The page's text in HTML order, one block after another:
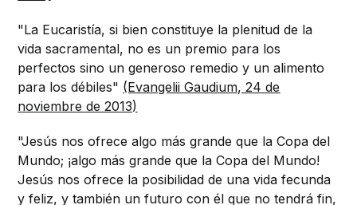
"La Eucaristía, si bien constituye la plenitud de la
vida sacramental, no es un premio para los
perfectos sino un generoso remedio y un alimento
para los débiles" (Evangelii Gaudium, 24 de
noviembre de 2013)
"Jesús nos ofrece algo más grande que la Copa del
Mundo; ¡algo más grande que la Copa del Mundo!
Jesús nos ofrece la posibilidad de una vida fecunda
y feliz, y también un futuro con él que no tendrá fin,